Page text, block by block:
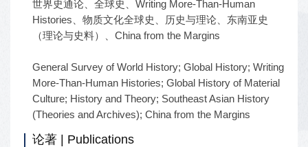
世界史通论、全球史、Writing More-Than-Human
Histories、物质文化全球史、历史与理论、东南亚史
（理论与史料）、China from the Margins
General Survey of World History; Global History; Writing
More-Than-Human Histories; Global History of Material
Culture; History and Theory; Southeast Asian History
(Theories and Archives); China from the Margins
论著 | Publications